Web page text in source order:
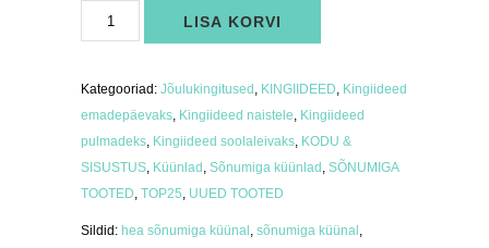
küünal
"Sa
kogus
LISA KORVI
Kategooriad: Jõulukingitused , KINGIIDEED, Kingiideed
emadepäevaks, Kingiideed naistele, Kingiideed
pulmadeks, Kingiideed soolaleivaks, KODU &
SISUSTUS, Küünlad , Sõnumiga küünlad , SÕNUMIGA
TOOTED, TOP25, UUED TOOTED
Sildid: hea sõnumiga küünal , sõnumiga küünal ,